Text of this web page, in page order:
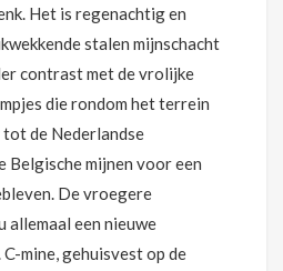
Het is regenachtig en
stalen mijnschacht
contrast met de vrolijke
die rondom het terrein
de Nederlandse
Belgische mijnen voor een
De vroegere
allemaal een nieuwe
mine, gehuisvest op de